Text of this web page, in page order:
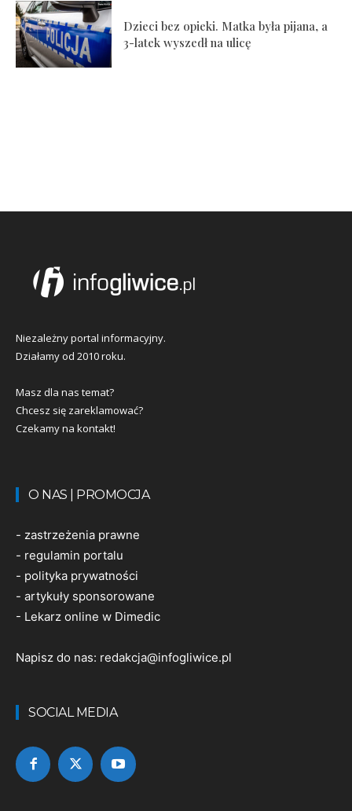
Dzieci bez opieki. Matka była pijana, a
3-latek wyszedł na ulicę
Niezależny portal informacyjny.
Działamy od 2010 roku.
Masz dla nas temat?
Chcesz się zareklamować?
Czekamy na kontakt!
O NAS | PROMOCJA
- zastrzeżenia prawne
- regulamin portalu
- polityka prywatności
- artykuły sponsorowane
- Lekarz online w Dimedic
Napisz do nas: redakcja@infogliwice.pl
SOCIAL MEDIA